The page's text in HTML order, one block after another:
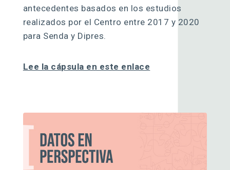
antecedentes basados en los estudios
realizados por el Centro entre 2017 y 2020
para Senda y Dipres.
Lee la cápsula en este enlace